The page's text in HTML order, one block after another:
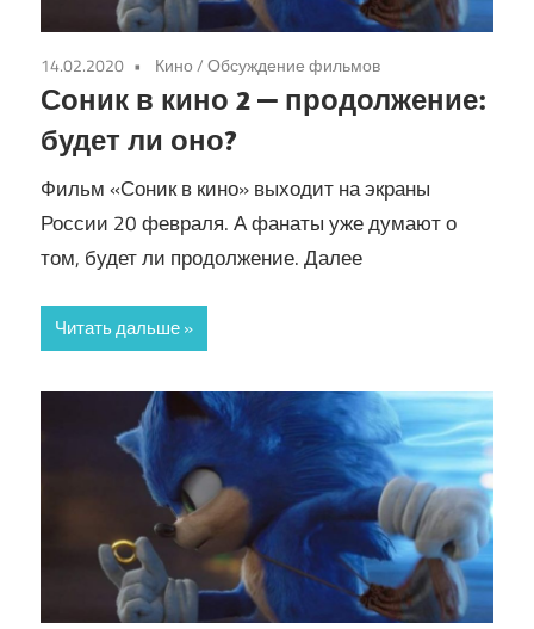
14.02.2020 Кино/Обсуждение фильмов
Соник в кино 2 — продолжение:
будет ли оно?
Фильм «Соник в кино» выходит на экраны
России 20 февраля. А фанаты уже думают о
том, будет ли продолжение. Далее
Читать дальше